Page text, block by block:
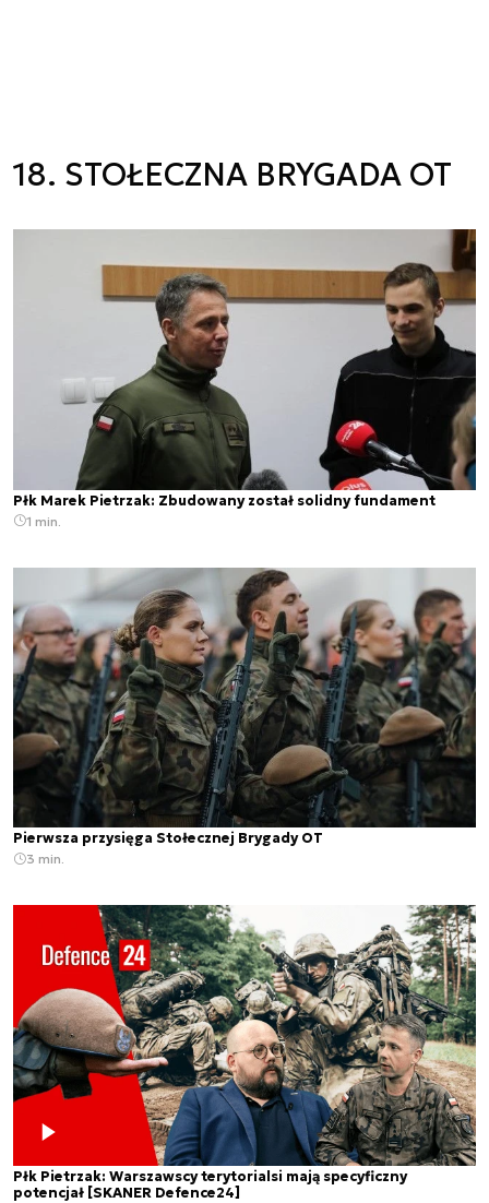
18. STOŁECZNA BRYGADA OT
Płk Marek Pietrzak: Zbudowany został solidny fundament
1 min.
Pierwsza przysięga Stołecznej Brygady OT
3 min.
Płk Pietrzak: Warszawscy terytorialsi mają specyficzny
potencjał [SKANER Defence24]